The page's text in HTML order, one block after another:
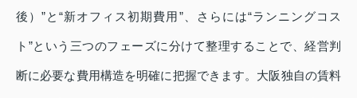
後）”と“新オフィス初期費用”、さらには“ランニングコス
ト”という三つのフェーズに分けて整理することで、経営判
断に必要な費用構造を明確に把握できます。大阪独自の賃料